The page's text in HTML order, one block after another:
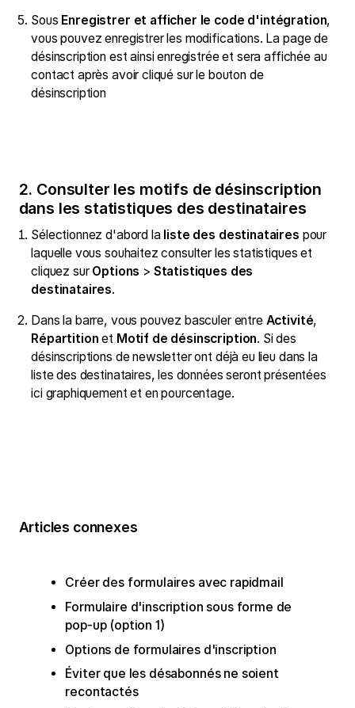
Sous Enregistrer et afficher le code d'intégration,
vous pouvez enregistrer les modifications. La page de
désinscription est ainsi enregistrée et sera affichée au
contact après avoir cliqué sur le bouton de
désinscription
2. Consulter les motifs de désinscription
dans les statistiques des destinataires
Sélectionnez d'abord la liste des destinataires pour
laquelle vous souhaitez consulter les statistiques et
cliquez sur Options > Statistiques des
destinataires.
Dans la barre, vous pouvez basculer entre Activité,
Répartition et Motif de désinscription. Si des
désinscriptions de newsletter ont déjà eu lieu dans la
liste des destinataires, les données seront présentées
ici graphiquement et en pourcentage.
Articles connexes
Créer des formulaires avec rapidmail
Formulaire d'inscription sous forme de
pop-up (option 1)
Options de formulaires d'inscription
Éviter que les désabonnés ne soient
recontactés